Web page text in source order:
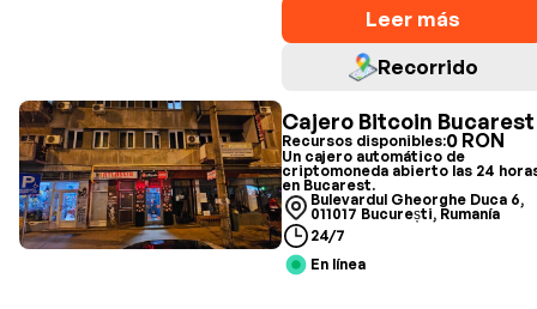
Leer más
Recorrido
Cajero Bitcoin Bucarest
Recursos disponibles:0 RON
Un cajero automático de
criptomoneda abierto las 24
en Bucarest.
Bulevardul Gheorghe Duca 6,
011017 București, Rumanía
24/7
En línea